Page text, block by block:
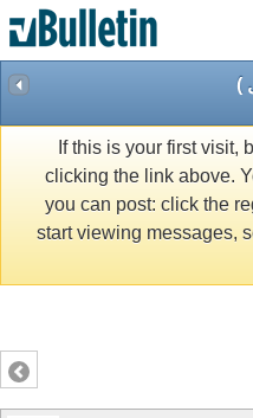
)
If this is your first visit,
clicking the link above.
you can post: click the
start viewing messages,